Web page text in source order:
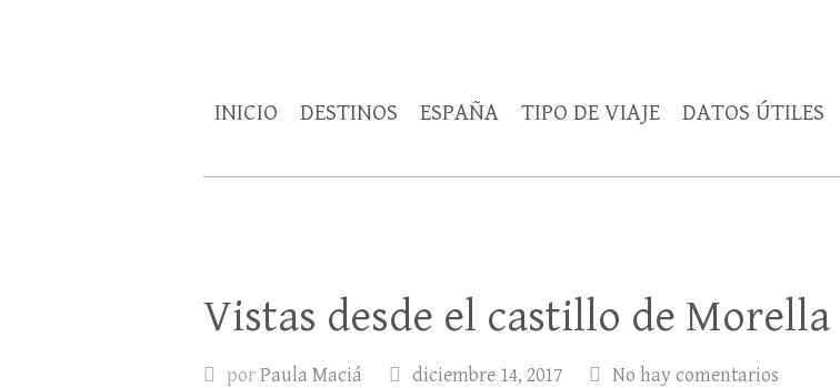
INICIO DESTINOS ESPAÑA TIPO DE VIAJE DATOS ÚTILES
Vistas desde el castillo de Morella
porPaula Maciá diciembre 14, 2017 No hay comentarios